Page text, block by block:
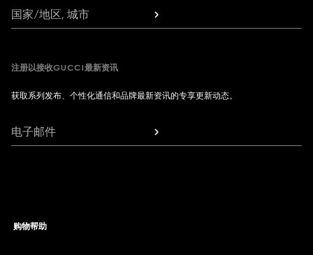
国家/地区, 城市
注册以接收GUCCI最新资讯
获取系列发布、个性化通信和品牌最新资讯的专享更新动态。
电子邮件
购物帮助